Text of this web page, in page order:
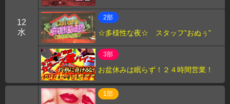
12
水
2部
☆多様性な夜☆ スタッフ”おぬぅ”
3部
お盆休みは眠らず！２４時間営業！
1部